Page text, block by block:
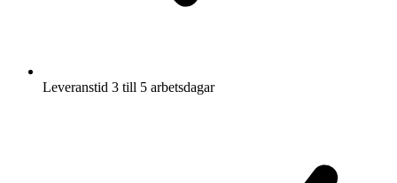
Leveranstid 3 till 5 arbetsdagar